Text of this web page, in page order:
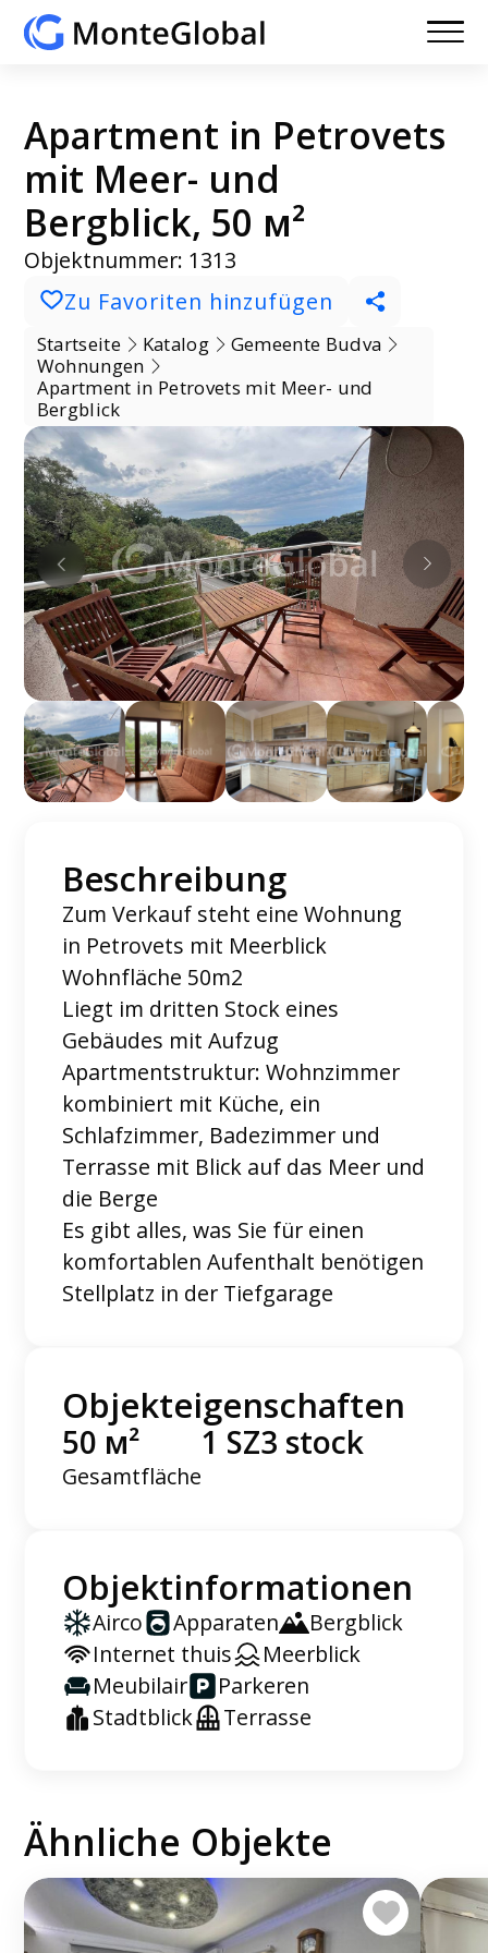
Apartment in Petrovets
mit Meer- und
Bergblick, 50 м²
Objektnummer: 1313
Zu Favoriten hinzufügen
Startseite Katalog
Gemeente Budva
Wohnungen
Apartment in Petrovets mit Meer- und
Bergblick
Beschreibung
Zum Verkauf steht eine Wohnung
in Petrovets mit Meerblick
Wohnfläche 50m2
Liegt im dritten Stock eines
Gebäudes mit Aufzug
Apartmentstruktur: Wohnzimmer
kombiniert mit Küche, ein
Schlafzimmer, Badezimmer und
Terrasse mit Blick auf das Meer und
die Berge
Es gibt alles, was Sie für einen
komfortablen Aufenthalt benötigen
Stellplatz in der Tiefgarage
Objekteigenschaften
50 м²
Gesamtfläche
1 SZ3 stock
Objektinformationen
Airco Apparaten
Bergblick
Internet thuis
Meerblick
Meubilair
Parkeren
Stadtblick
Terrasse
Ähnliche Objekte